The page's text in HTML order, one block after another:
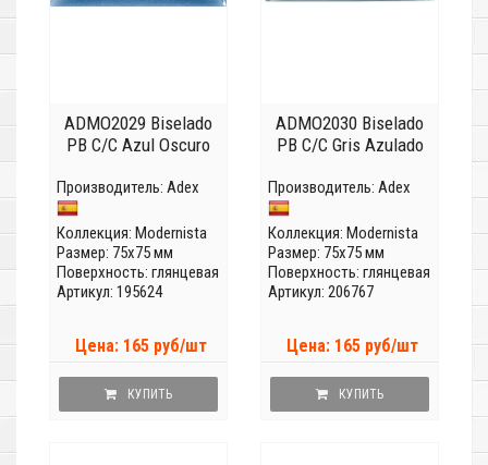
ADMO2029 Biselado
PB C/C Azul Oscuro
Производитель: Adex
Коллекция: Modernista
Размер: 75x75 мм
Поверхность: глянцевая
Артикул: 195624
Цена: 165 руб/шт
КУПИТЬ
ADMO2030 Biselado
PB C/C Gris Azulado
Производитель: Adex
Коллекция: Modernista
Размер: 75x75 мм
Поверхность: глянцевая
Артикул: 206767
Цена: 165 руб/шт
КУПИТЬ